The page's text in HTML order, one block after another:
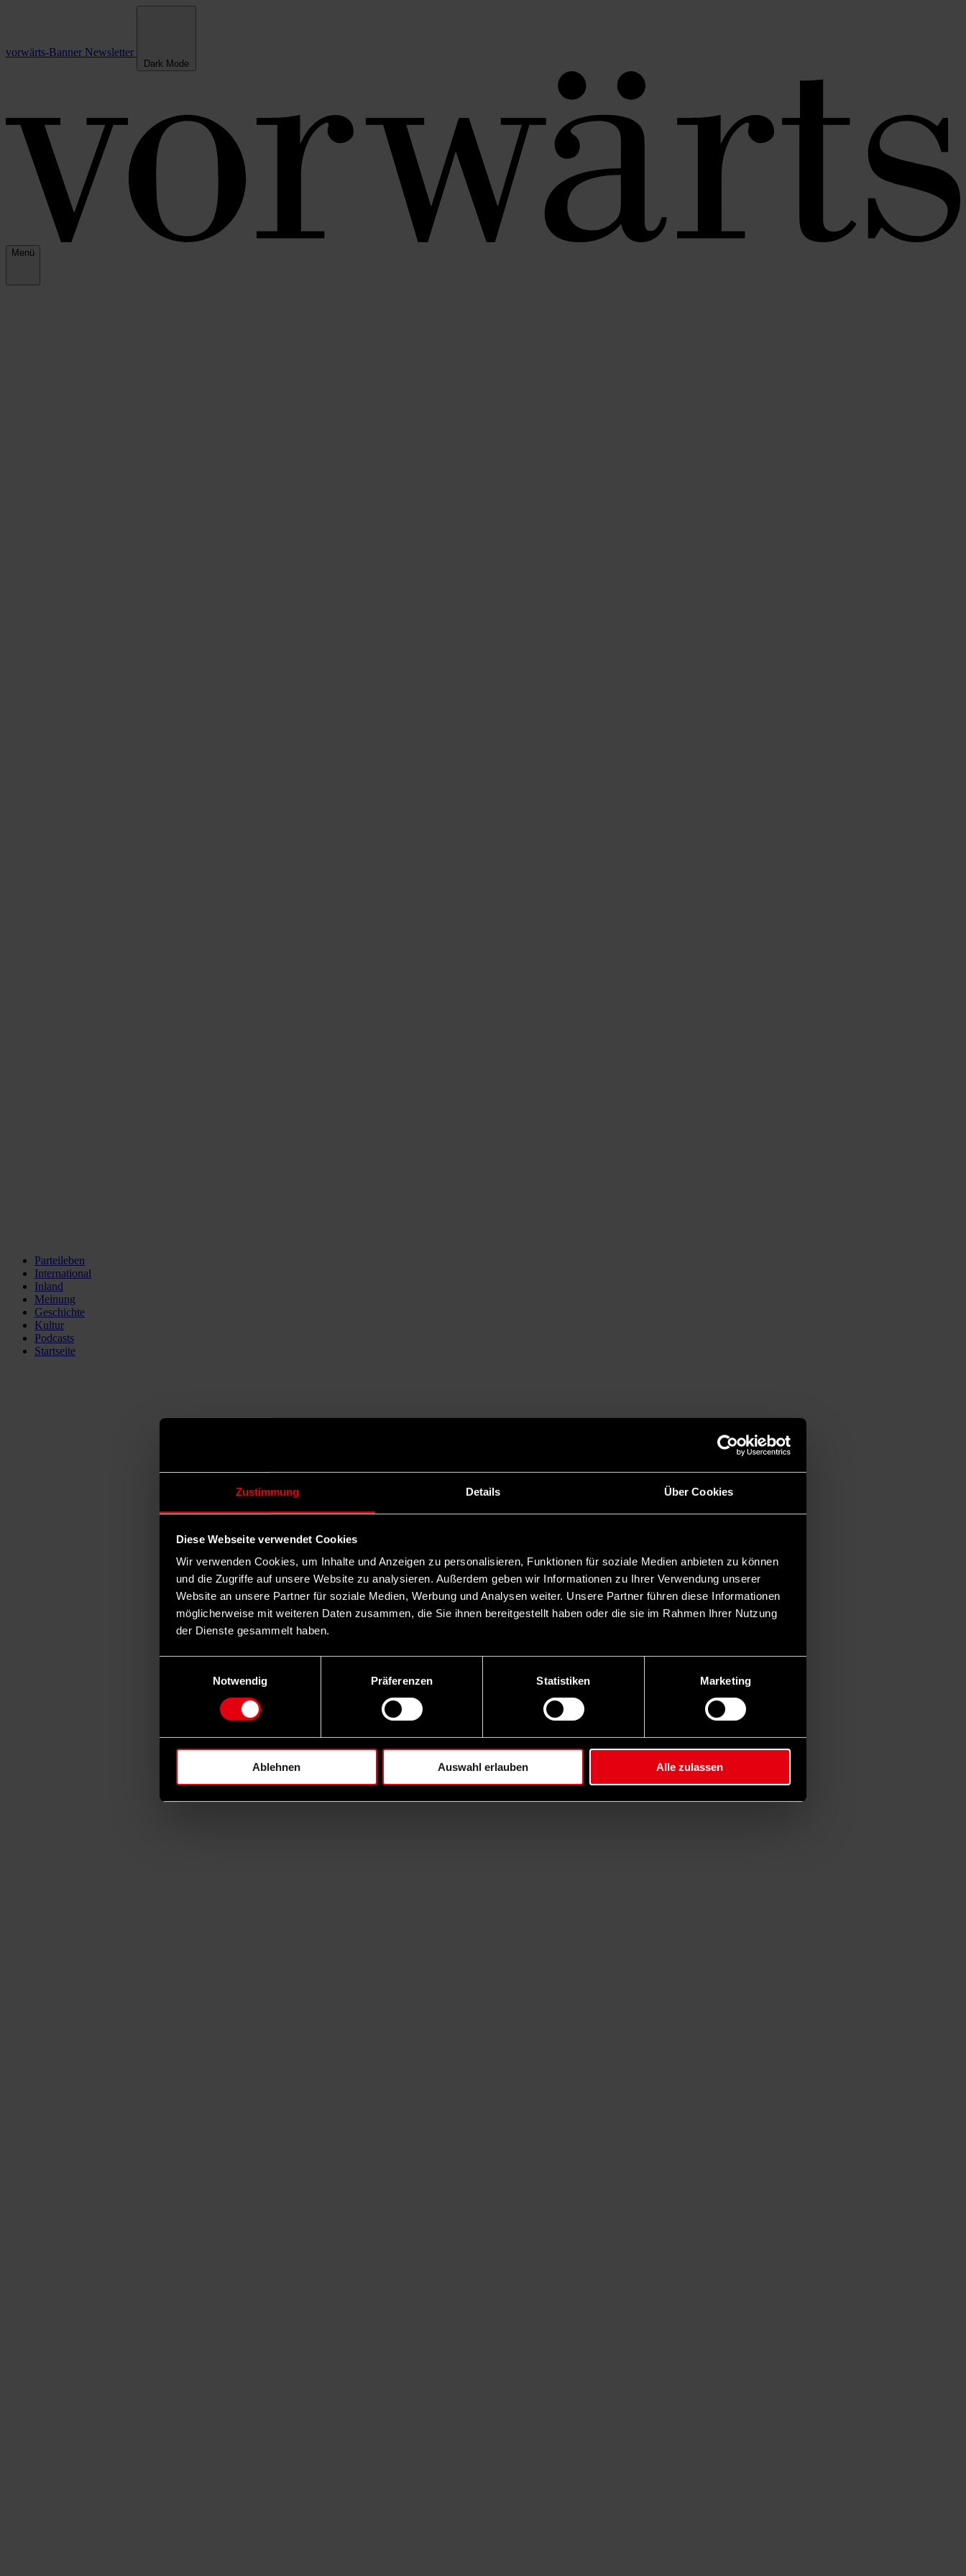
Zustimmung Details Über Cookies
Diese Webseite verwendet Cookies
Wir verwenden Cookies, um Inhalte und Anzeigen zu personalisieren, Funktionen für soziale Medien anbieten zu können
und die Zugriffe auf unsere Website zu analysieren. Außerdem geben wir Informationen zu Ihrer Verwendung unserer
Website an unsere Partner für soziale Medien, Werbung und Analysen weiter. Unsere Partner führen diese Informationen
möglicherweise mit weiteren Daten zusammen, die Sie ihnen bereitgestellt haben oder die sie im Rahmen Ihrer Nutzung
der Dienste gesammelt haben.
Notwendig
Präferenzen Statistiken Marketing
Ablehnen Auswahl erlauben Alle zulassen
vorwärts-Banner Newsletter
Dark Mode
Menü
Parteileben
International
Inland
Meinung
Geschichte
Kultur
Podcasts
Startseite